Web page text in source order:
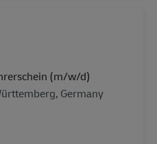
(m/w/d)
Germany